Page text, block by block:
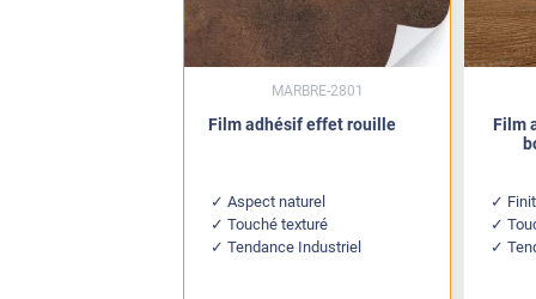
Film adhésif effet rouille
Aspect naturel
Touché texturé
Tendance Industriel
MARBRE-2801
Film